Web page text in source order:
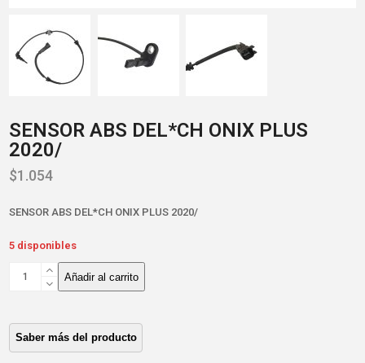
SENSOR ABS DEL*CH ONIX PLUS
2020/
$1.054
SENSOR ABS DEL*CH ONIX PLUS 2020/
5 disponibles
SENSOR
ONIX
PLUS
2020/
Añadir al carrito